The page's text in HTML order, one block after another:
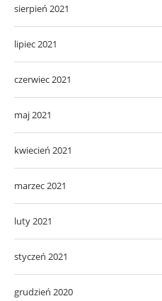
sierpień 2021
lipiec 2021
czerwiec 2021
maj 2021
kwiecień 2021
marzec 2021
luty 2021
styczeń 2021
grudzień 2020